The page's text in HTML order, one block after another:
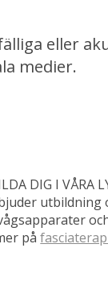
eller
medier.
DIG I VÅRA
utbildning
på